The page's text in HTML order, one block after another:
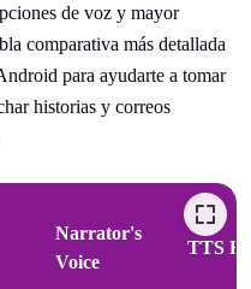
de voz y mayor
comparativa más detallada
para ayudarte a tomar
historias y correos
Narrator's
Voice
TTS